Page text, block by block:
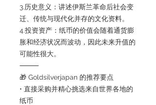
3.历史意义：讲述伊斯兰革命后社会变
迁、传统与现代化并存的文化资料。
4.投资资产：纸币的价值会随着通货膨
胀和经济状况而波动，因此未来升值的
可能性很大。
⸻
🎁 Goldsilverjapan 的推荐要点
• 直接采购并精心挑选来自世界各地的
纸币